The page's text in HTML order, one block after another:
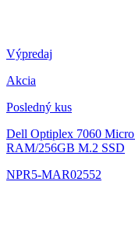
Výpredaj
Akcia
Posledný kus
Dell Optiplex 7060 Micro
RAM/256GB M.2 SSD
NPR5-MAR02552